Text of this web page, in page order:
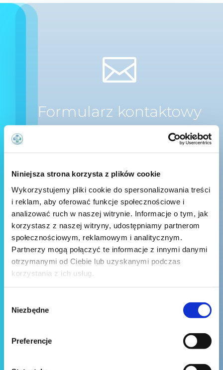
Niniejsza strona korzysta z plików cookie
Wykorzystujemy pliki cookie do spersonalizowania treści
i reklam, aby oferować funkcje społecznościowe i
analizować ruch w naszej witrynie. Informacje o tym, jak
korzystasz z naszej witryny, udostępniamy partnerom
społecznościowym, reklamowym i analitycznym.
Partnerzy mogą połączyć te informacje z innymi danymi
otrzymanymi od Ciebie lub uzyskanymi podczas
korzystania z ich usług.
zgody
Niezbędne
Preferencje

Formularz kontaktowy
Wyślij wiadomość